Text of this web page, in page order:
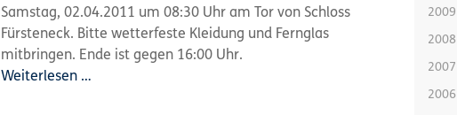
Samstag, 02.04.2011 um 08:30 Uhr am Tor von Schloss
Fürsteneck. Bitte wetterfeste Kleidung und Fernglas
mitbringen. Ende ist gegen 16:00 Uhr.
Weiterlesen …
2009
2008
2007
2006